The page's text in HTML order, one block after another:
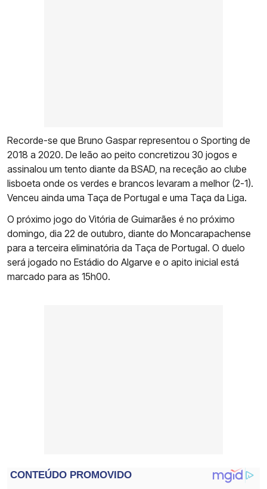
Recorde-se que Bruno Gaspar representou o Sporting de
2018 a 2020. De leão ao peito concretizou 30 jogos e
assinalou um tento diante da BSAD, na receção ao clube
lisboeta onde os verdes e brancos levaram a melhor (2-1).
Venceu ainda uma Taça de Portugal e uma Taça da Liga.
O próximo jogo do Vitória de Guimarães é no próximo
domingo, dia 22 de outubro, diante do Moncarapachense
para a terceira eliminatória da Taça de Portugal. O duelo
será jogado no Estádio do Algarve e o apito inicial está
marcado para as 15h00.